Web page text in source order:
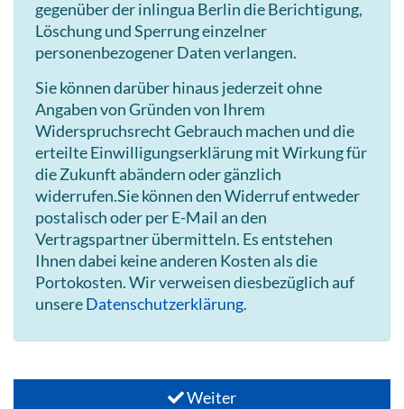
gegenüber der inlingua Berlin die Berichtigung,
Löschung und Sperrung einzelner
personenbezogener Daten verlangen.
Sie können darüber hinaus jederzeit ohne
Angaben von Gründen von Ihrem
Widerspruchsrecht Gebrauch machen und die
erteilte Einwilligungserklärung mit Wirkung für
die Zukunft abändern oder gänzlich
widerrufen.Sie können den Widerruf entweder
postalisch oder per E-Mail an den
Vertragspartner übermitteln. Es entstehen
Ihnen dabei keine anderen Kosten als die
Portokosten. Wir verweisen diesbezüglich auf
unsereDatenschutzerklärung.
Weiter